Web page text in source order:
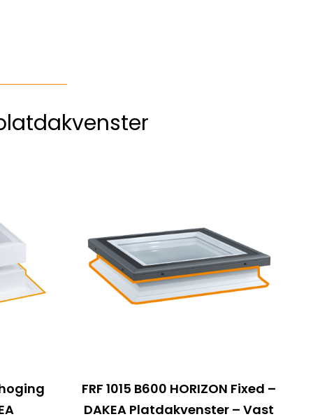
FRF 1015 B600 HORIZON Fixed –
DAKEA Platdakvenster – Vast